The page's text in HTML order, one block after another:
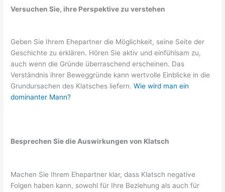
Versuchen Sie, ihre Perspektive zu verstehen
Geben Sie Ihrem Ehepartner die Möglichkeit, seine Seite der
Geschichte zu erklären. Hören Sie aktiv und einfühlsam zu,
auch wenn die Gründe überraschend erscheinen. Das
Verständnis ihrer Beweggründe kann wertvolle Einblicke in die
Grundursachen des Klatsches liefern.Wie wird man ein
dominanter Mann?
Besprechen Sie die Auswirkungen von Klatsch
Machen Sie Ihrem Ehepartner klar, dass Klatsch negative
Folgen haben kann, sowohl für Ihre Beziehung als auch für